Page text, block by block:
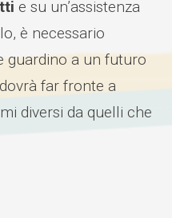
e su un’assistenza
è necessario
guardino a un futuro
far fronte a
diversi da quelli che